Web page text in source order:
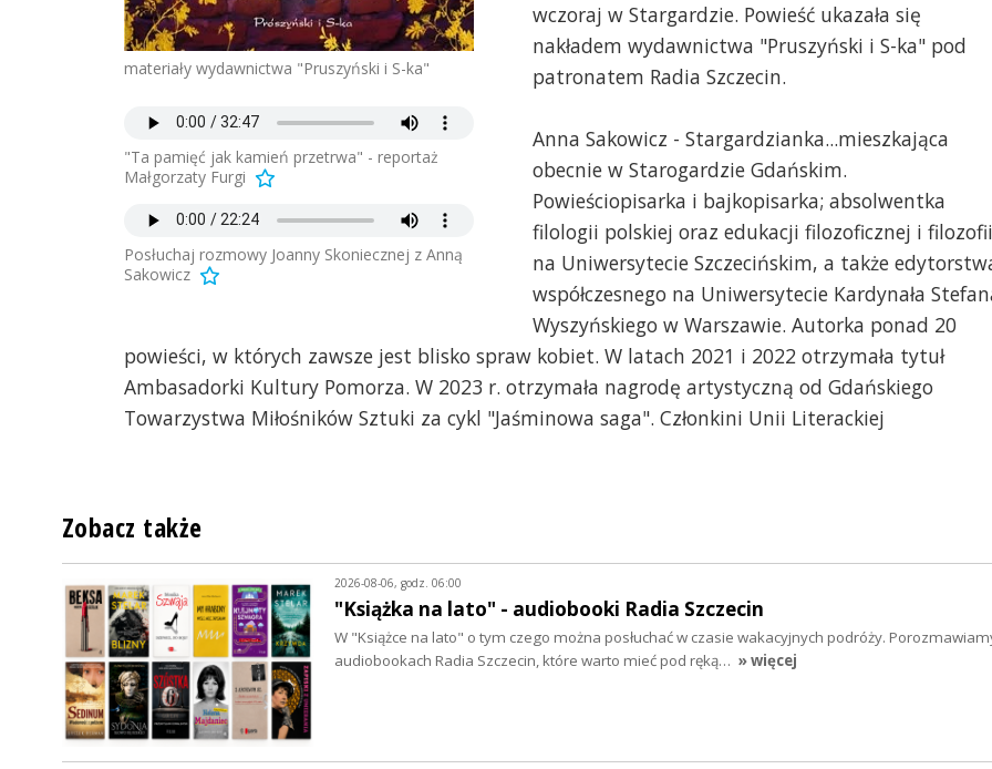
materiały wydawnictwa "Pruszyński i S-ka"
"Ta pamięć jak kamień przetrwa" - reportaż
Małgorzaty Furgi
Posłuchaj rozmowy Joanny Skoniecznej z Anną
Sakowicz
wczoraj w Stargardzie. Powieść ukazała się
nakładem wydawnictwa "Pruszyński i S-ka" pod
patronatem Radia Szczecin.
Anna Sakowicz - Stargardzianka...mieszkająca
obecnie w Starogardzie Gdańskim.
Powieściopisarka i bajkopisarka; absolwentka
filologii polskiej oraz edukacji filozoficznej i filozofii
na Uniwersytecie Szczecińskim, a także
współczesnego na Uniwersytecie Kardynała
Wyszyńskiego w Warszawie. Autorka ponad 20
powieści, w których zawsze jest blisko spraw kobiet. W latach 2021 i 2022 otrzymała tytuł
Ambasadorki Kultury Pomorza. W 2023 r. otrzymała nagrodę artystyczną od Gdańskiego
Towarzystwa Miłośników Sztuki za cykl "Jaśminowa saga". Członkini Unii Literackiej
Zobacz także
2026-08-06, godz. 06:00
"Książka na lato" - audiobooki Radia Szczecin
W "Książce na lato" o tym czego można posłuchać w czasie wakacyjnych podróży.
audiobookach Radia Szczecin, które warto mieć pod ręką… » więcej